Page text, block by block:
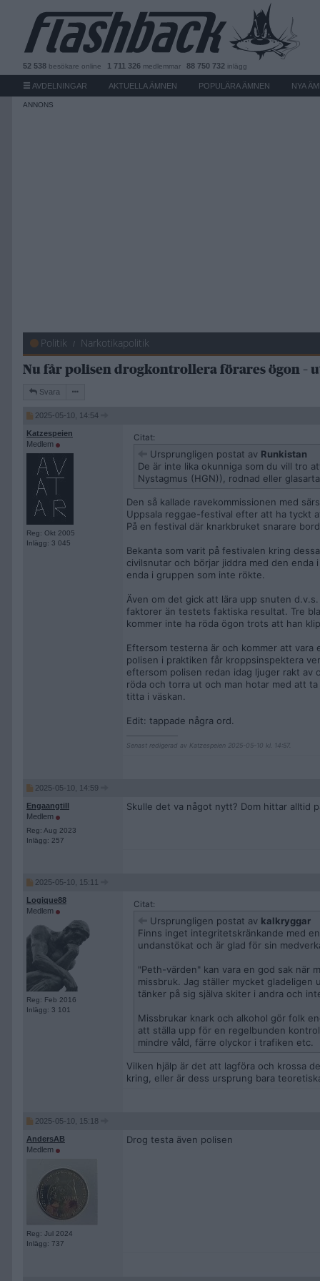
52 538 besökare online 1 711 326 medlemmar 88 750 732 inlägg
AVDELNINGAR AKTUELLA ÄMNEN POPULÄRA ÄMNEN NYA
Politik Narkotikapolitik
Nu får polisen drogkontrollera förares ögon –
Svara
2025-05-10, 14:54
Katzespeien
Medlem
Reg: Okt 2005
Inlägg: 3 045
Citat:
Ursprungligen postat av Runkistan
De är inte lika okunniga som du vill tro
Nystagmus (HGN)), rodnad eller
Den så kallade ravekommissionen med
Uppsala reggae-festival efter att ha tyckt
På en festival där knarkbruket snarare
Bekanta som varit på festivalen kring
civilsnutar och börjar jiddra med den
enda i gruppen som inte rökte.
Även om det gick att lära upp snuten
faktorer än testets faktiska resultat. Tre
kommer inte ha röda ögon trots att han
Eftersom testerna är och kommer att vara
polisen i praktiken får kroppsinspektera
eftersom polisen redan idag ljuger rakt av
röda och torra ut och man hotar med att
titta i väskan.
Edit: tappade några ord.
Senast redigerad av Katzespeien 2025-05-10 kl. 14:57.
2025-05-10, 14:59
Engaangtill
Medlem
Reg: Aug 2023
Inlägg: 257
Skulle det va något nytt? Dom hittar alltid
2025-05-10, 15:11
Logique88
Medlem
Reg: Feb 2016
Inlägg: 3 101
Citat:
Ursprungligen postat av kalkryggar
Finns inget integritetskränkande med
undanstökat och är glad för sin
"Peth-värden" kan vara en god sak när
missbruk. Jag ställer mycket gladeligen
tänker på sig själva skiter i andra och
Missbrukar knark och alkohol gör folk
att ställa upp för en regelbunden
mindre våld, färre olyckor i trafiken etc.
Vilken hjälp är det att lagföra och krossa
kring, eller är dess ursprung bara
2025-05-10, 15:18
AndersAB
Medlem
Reg: Jul 2024
Inlägg: 737
Drog testa även polisen